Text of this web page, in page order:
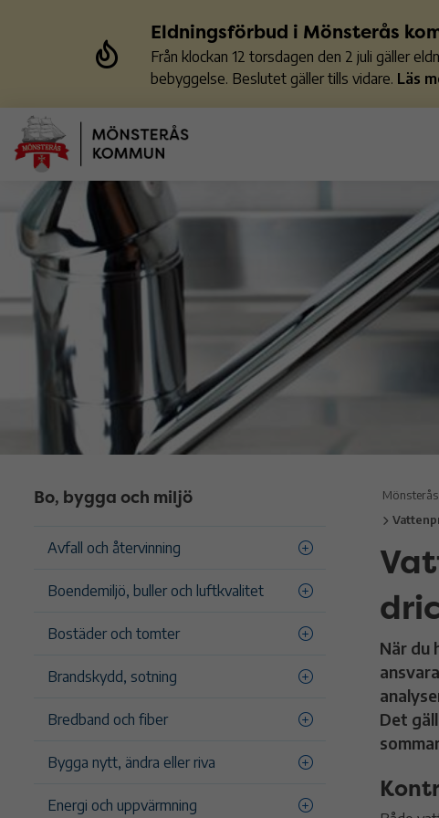
Eldningsförbud i Mönsterås
Från klockan 12 torsdagen den 2 juli gäller
bebyggelse. Beslutet gäller tills vidare. Läs
Bo, bygga och miljö
Avfall och återvinning
Boendemiljö, buller och luftkvalitet
Bostäder och tomter
Brandskydd, sotning
Bredband och fiber
Bygga nytt, ändra eller riva
Energi och uppvärmning
När du
Det